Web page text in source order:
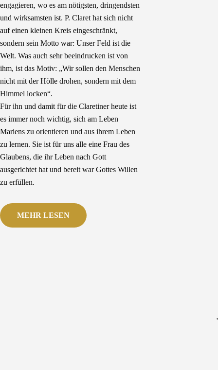
engagieren, wo es am nötigsten, dringendsten
und wirksamsten ist. P. Claret hat sich nicht
auf einen kleinen Kreis eingeschränkt,
sondern sein Motto war: Unser Feld ist die
Welt. Was auch sehr beeindrucken ist von
ihm, ist das Motiv: „Wir sollen den Menschen
nicht mit der Hölle drohen, sondern mit dem
Himmel locken“.
Für ihn und damit für die Claretiner heute ist
es immer noch wichtig, sich am Leben
Mariens zu orientieren und aus ihrem Leben
zu lernen. Sie ist für uns alle eine Frau des
Glaubens, die ihr Leben nach Gott
ausgerichtet hat und bereit war Gottes Willen
zu erfüllen.
MEHR LESEN